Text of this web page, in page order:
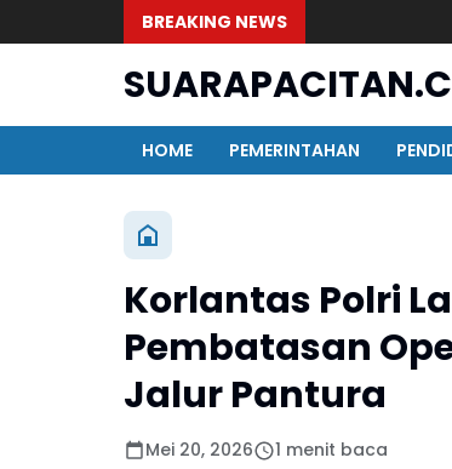
BREAKING NEWS
HOME
PEMERINTAHAN
Korlantas Polri
Pembatasan
Jalur Pantura
Mei 20, 2026 1 menit baca